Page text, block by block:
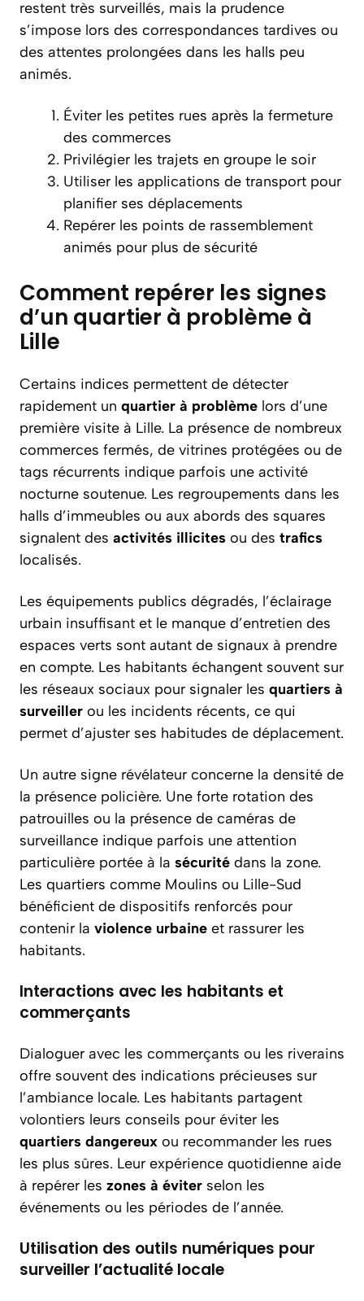
restent très surveillés, mais la prudence
s’impose lors des correspondances tardives ou
des attentes prolongées dans les halls peu
animés.
Éviter les petites rues après la fermeture
des commerces
Privilégier les trajets en groupe le soir
Utiliser les applications de transport pour
planifier ses déplacements
Repérer les points de rassemblement
animés pour plus de sécurité
Comment repérer les signes
d’un quartier à problème à
Lille
Certains indices permettent de détecter
rapidement un quartier à problème lors d’une
première visite à Lille. La présence de nombreux
commerces fermés, de vitrines protégées ou de
tags récurrents indique parfois une activité
nocturne soutenue. Les regroupements dans les
halls d’immeubles ou aux abords des squares
signalent des activités illicites ou des trafics
localisés.
Les équipements publics dégradés, l’éclairage
urbain insuffisant et le manque d’entretien des
espaces verts sont autant de signaux à prendre
en compte. Les habitants échangent souvent sur
les réseaux sociaux pour signaler les quartiers à
surveiller ou les incidents récents, ce qui
permet d’ajuster ses habitudes de déplacement.
Un autre signe révélateur concerne la densité de
la présence policière. Une forte rotation des
patrouilles ou la présence de caméras de
surveillance indique parfois une attention
particulière portée à la sécurité dans la zone.
Les quartiers comme Moulins ou Lille-Sud
bénéficient de dispositifs renforcés pour
contenir la violence urbaine et rassurer les
habitants.
Interactions avec les habitants et
commerçants
Dialoguer avec les commerçants ou les riverains
offre souvent des indications précieuses sur
l’ambiance locale. Les habitants partagent
volontiers leurs conseils pour éviter les
quartiers dangereux ou recommander les rues
les plus sûres. Leur expérience quotidienne aide
à repérer les zones à éviter selon les
événements ou les périodes de l’année.
Utilisation des outils numériques pour
surveiller l’actualité locale